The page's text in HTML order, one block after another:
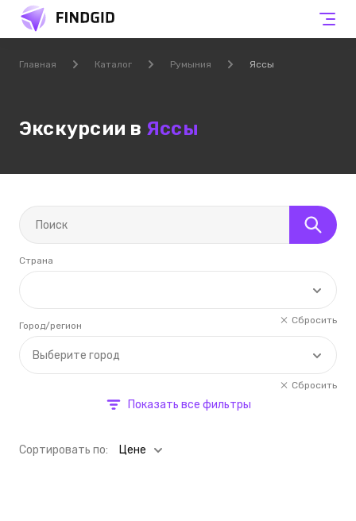
Главная Каталог Румыния Яссы
Экскурсии в Яссы
Страна
Сбросить
Выберите город
Город/регион
Сбросить
Показать все фильтры
Cортировать по: Цене